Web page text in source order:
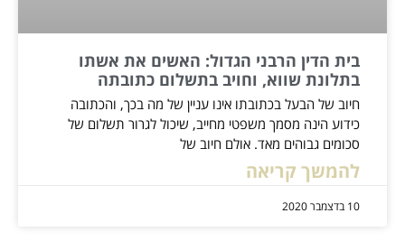
בית הדין הרבני הגדול: האשים את אשתו
בתלונת שווא, וחויב בתשלום כתובתה
חיוב של הבעל בכתובתו אינו עניין של מה בכך, והכתובה
כידוע הינה מסמך משפטי מחייב, שיכול לגרור תשלום של
סכומים גבוהים מאד. אולם חיוב של
להמשך קריאה
10 בדצמבר 2020